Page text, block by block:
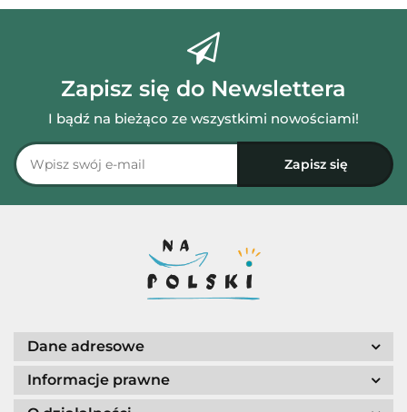
Zapisz się do Newslettera
I bądź na bieżąco ze wszystkimi nowościami!
Dane adresowe
Informacje prawne